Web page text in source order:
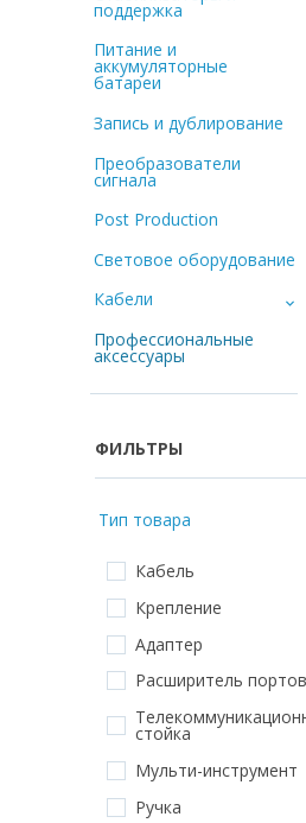
поддержка
Питание и
аккумуляторные
батареи
Запись и дублирование
Преобразователи
сигнала
Post Production
Световое оборудование
Кабели
Профессиональные
аксессуары
ФИЛЬТРЫ
Тип товара
Кабель
Крепление
Адаптер
Расширитель портов
стойка
Мульти-инструмент
Ручка